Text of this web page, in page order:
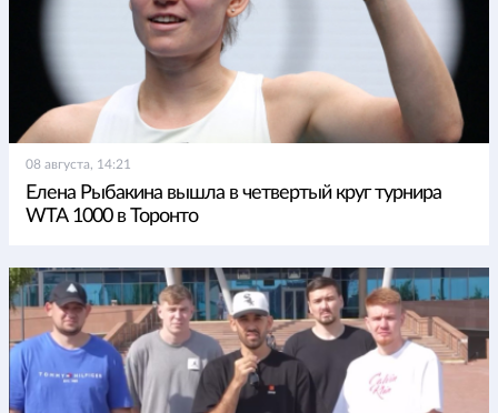
08 августа, 14:21
Елена Рыбакина вышла в четвертый круг турнира
WTA 1000 в Торонто